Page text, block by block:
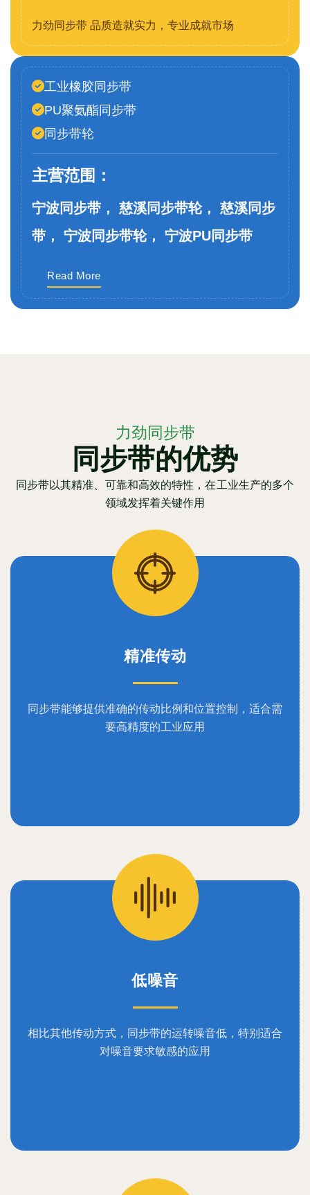
力劲同步带 品质造就实力，专业成就市场
工业橡胶同步带
PU聚氨酯同步带
同步带轮
主营范围：
宁波同步带， 慈溪同步带轮， 慈溪同步
带， 宁波同步带轮， 宁波PU同步带
Read More
力劲同步带
同步带的优势
同步带以其精准、可靠和高效的特性，在工业生产的多个
领域发挥着关键作用
精准传动
同步带能够提供准确的传动比例和位置控制，适合需
要高精度的工业应用
低噪音
相比其他传动方式，同步带的运转噪音低，特别适合
对噪音要求敏感的应用